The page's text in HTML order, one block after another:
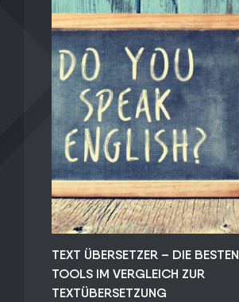
TEXT ÜBERSETZER – DIE BESTEN
TOOLS IM VERGLEICH ZUR
TEXTÜBERSETZUNG